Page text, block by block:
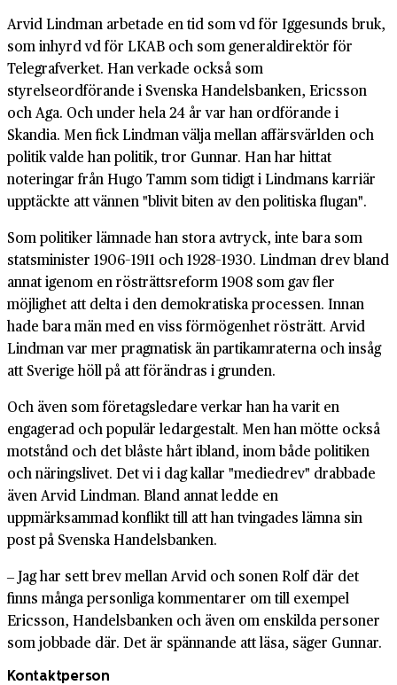
Arvid Lindman arbetade en tid som vd för Iggesunds bruk,
som inhyrd vd för LKAB och som generaldirektör för
Telegrafverket. Han verkade också som
styrelseordförande i Svenska Handelsbanken, Ericsson
och Aga. Och under hela 24 år var han ordförande i
Skandia. Men fick Lindman välja mellan affärsvärlden och
politik valde han politik, tror Gunnar. Han har hittat
noteringar från Hugo Tamm som tidigt i Lindmans karriär
upptäckte att vännen "blivit biten av den politiska flugan".
Som politiker lämnade han stora avtryck, inte bara som
statsminister 1906–1911 och 1928–1930. Lindman drev bland
annat igenom en rösträttsreform 1908 som gav fler
möjlighet att delta i den demokratiska processen. Innan
hade bara män med en viss förmögenhet rösträtt. Arvid
Lindman var mer pragmatisk än partikamraterna och insåg
att Sverige höll på att förändras i grunden.
Och även som företagsledare verkar han ha varit en
engagerad och populär ledargestalt. Men han mötte också
motstånd och det blåste hårt ibland, inom både politiken
och näringslivet. Det vi i dag kallar "mediedrev" drabbade
även Arvid Lindman. Bland annat ledde en
uppmärksammad konflikt till att han tvingades lämna sin
post på Svenska Handelsbanken.
‒ Jag har sett brev mellan Arvid och sonen Rolf där det
finns många personliga kommentarer om till exempel
Ericsson, Handelsbanken och även om enskilda personer
som jobbade där. Det är spännande att läsa, säger Gunnar.
Kontaktperson